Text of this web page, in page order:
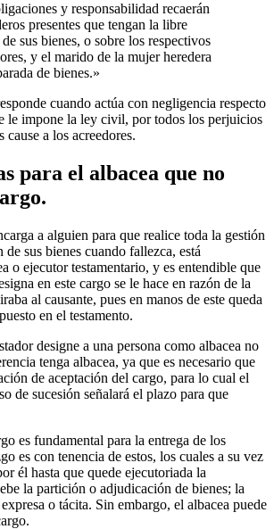
y responsabilidad recaerán
presentes que tengan la libre
sus bienes, o sobre los respectivos
y el marido de la mujer heredera
de bienes.»
cuando actúa con negligencia respecto
le impone la ley civil, por todos los perjuicios
cause a los acreedores.
para el albacea que no
a alguien para que realice toda la gestión
sus bienes cuando fallezca, está
o ejecutor testamentario, y es entendible que
en este cargo se le hace en razón de la
al causante, pues en manos de este queda
en el testamento.
designe a una persona como albacea no
tenga albacea, ya que es necesario que
de aceptación del cargo, para lo cual el
de sucesión señalará el plazo para que
es fundamental para la entrega de los
es con tenencia de estos, los cuales a su vez
él hasta que quede ejecutoriada la
la partición o adjudicación de bienes; la
o tácita. Sin embargo, el albacea puede